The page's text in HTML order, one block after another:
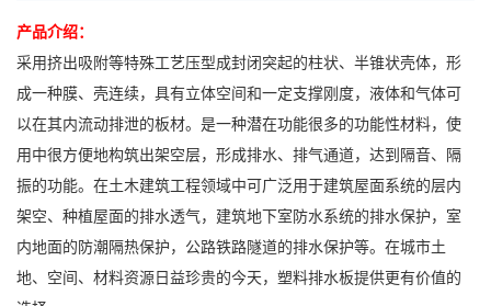
产品介绍：
采用挤出吸附等特殊工艺压型成封闭突起的柱状、半锥状壳体，形
成一种膜、壳连续，具有立体空间和一定支撑刚度，液体和气体可
以在其内流动排泄的板材。是一种潜在功能很多的功能性材料，使
用中很方便地构筑出架空层，形成排水、排气通道，达到隔音、隔
振的功能。在土木建筑工程领域中可广泛用于建筑屋面系统的层内
架空、种植屋面的排水透气，建筑地下室防水系统的排水保护，室
内地面的防潮隔热保护，公路铁路隧道的排水保护等。在城市土
地、空间、材料资源日益珍贵的今天，塑料排水板提供更有价值的